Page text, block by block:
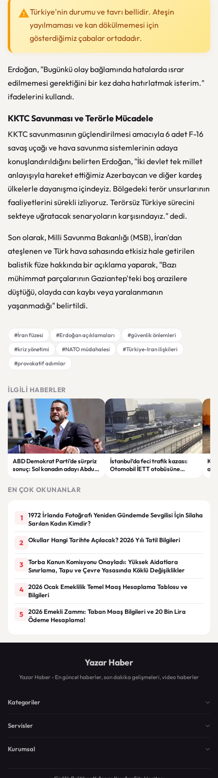
Türkiye'nin durumu ve tavrı bellidir. Ateşin
yayılmaması ve kan dökülmemesi için
gösterdiğimiz çabalar ortadadır.
Erdoğan, "Bugünkü olay bağlamında hatalarda ısrar
edilmemesi gerektiğini bir kez daha hatırlatmak isterim."
ifadelerini kullandı.
KKTC Savunması ve Terörle Mücadele
KKTC savunmasının güçlendirilmesi amacıyla 6 adet F-16
savaş uçağı ve hava savunma sistemlerinin adaya
konuşlandırıldığını belirten Erdoğan, "İki devlet tek millet
anlayışıyla hareket ettiğimiz Azerbaycan ve diğer kardeş
ülkelerle dayanışma içindeyiz. Bölgedeki terör unsurlarının
faaliyetlerini sürekli izliyoruz. Terörsüz Türkiye sürecini
sekteye uğratacak senaryoların karşısındayız." dedi.
Son olarak, Milli Savunma Bakanlığı (MSB), İran'dan
ateşlenen ve Türk hava sahasında etkisiz hale getirilen
balistik füze hakkında bir açıklama yaparak, "Bazı
mühimmat parçalarının Gaziantep'teki boş arazilere
düştüğü, olayda can kaybı veya yaralanmanın
yaşanmadığı" belirtildi.
#İran füzesi #Erdoğan açıklamaları
#güvenlik önlemleri
#kriz yönetimi
#NATO müdahalesi
#Türkiye-Iran ilişkileri
#provokatif adımlar
İLGILI HABERLER
ABD Demokrat Parti’de sürpriz
sonuç: Sol kanadın adayı Abdul
İstanbul’da feci trafik kazası:
Otomobil İETT otobüsüne
EN ÇOK OKUNANLAR
1
1972 İrlanda Fotoğrafı Yeniden Gündemde Sevgilisi İçin Silaha
Sarılan Kadın Kimdir?
2 Okullar Hangi Tarihte Açılacak? 2026 Yılı Tatil Bilgileri
3
Torba Kanun Komisyonu Onayladı: Yüksek Aidatlara
Sınırlama, Tapu ve Çevre Yasasında Köklü Değişiklikler
4
2026 Ocak Emeklilik Temel Maaş Hesaplama Tablosu ve
Bilgileri
5
2026 Emekli Zammı: Taban Maaş Bilgileri ve 20 Bin Lira
Ödeme Hesaplama!
Yazar Haber
Yazar Haber - En güncel haberler, son dakika gelişmeleri, video haberler
Kategoriler
Servisler
Kurumsal